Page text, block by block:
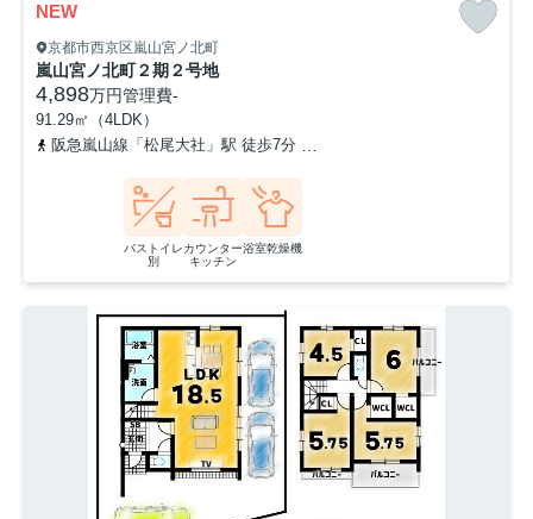
NEW
京都市西京区嵐山宮ノ北町
嵐山宮ノ北町２期２号地
4,898万円管理費-
91.29㎡（4LDK）
阪急嵐山線「松尾大社」駅 徒歩7分
バストイレ
別
カウンター
キッチン
浴室乾燥機